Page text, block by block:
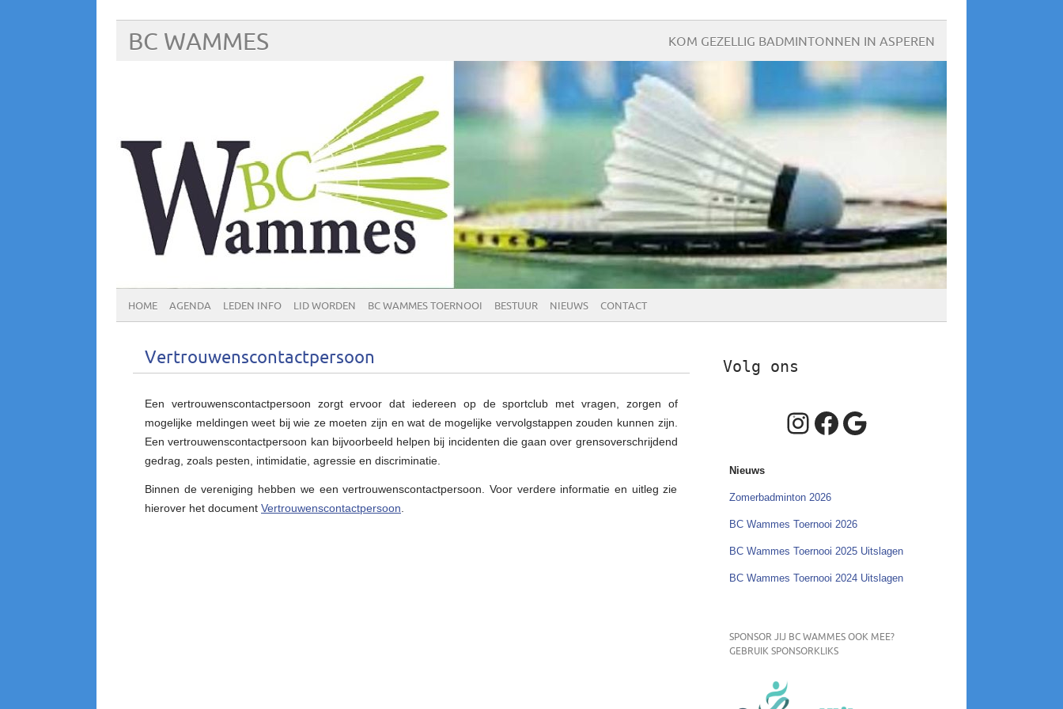
BC WAMMES KOM GEZELLIG BADMINTONNEN IN ASPEREN
HOME AGENDA LEDEN INFO LID WORDEN BC WAMMES TOERNOOI BESTUUR NIEUWS CONTACT
Vertrouwenscontactpersoon
Een vertrouwenscontactpersoon zorgt ervoor dat iedereen op de sportclub met vragen, zorgen of
mogelijke meldingen weet bij wie ze moeten zijn en wat de mogelijke vervolgstappen zouden kunnen zijn.
Een vertrouwenscontactpersoon kan bijvoorbeeld helpen bij incidenten die gaan over grensoverschrijdend
gedrag, zoals pesten, intimidatie, agressie en discriminatie.
Binnen de vereniging hebben we een vertrouwenscontactpersoon. Voor verdere informatie en uitleg zie
hierover het document Vertrouwenscontactpersoon
Volg ons
Instagram
Facebook
Google
Nieuws
Zomerbadminton 2026
BC Wammes Toernooi 2026
BC Wammes Toernooi 2025 Uitslagen
BC Wammes Toernooi 2024 Uitslagen
SPONSOR JIJ BC WAMMES OOK MEE?
GEBRUIK SPONSORKLIKS